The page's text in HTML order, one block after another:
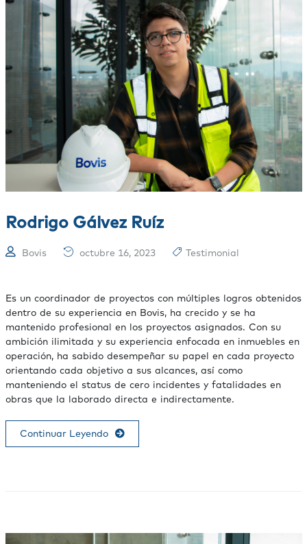
Rodrigo Gálvez Ruíz
Bovis octubre 16, 2023 Testimonial
Es un coordinador de proyectos con múltiples logros obtenidos
dentro de su experiencia en Bovis, ha crecido y se ha
mantenido profesional en los proyectos asignados. Con su
ambición ilimitada y su experiencia enfocada en inmuebles en
operación, ha sabido desempeñar su papel en cada proyecto
orientando cada objetivo a sus alcances, así como
manteniendo el status de cero incidentes y fatalidades en
obras que la laborado directa e indirectamente.
Continuar Leyendo